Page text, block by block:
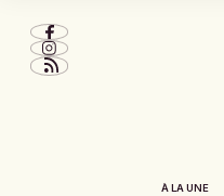
À LA UNE